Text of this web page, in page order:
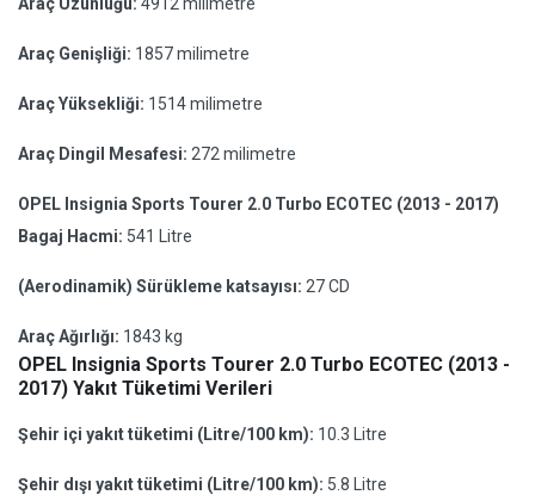
Araç Genişliği: 1857 milimetre
Araç Yüksekliği: 1514 milimetre
Araç Dingil Mesafesi: 272 milimetre
OPEL Insignia Sports Tourer 2.0 Turbo ECOTEC (2013 - 2017)
Bagaj Hacmi: 541 Litre
(Aerodinamik) Sürükleme katsayısı: 27 CD
Araç Ağırlığı: 1843 kg
OPEL Insignia Sports Tourer 2.0 Turbo ECOTEC (2013 -
2017) Yakıt Tüketimi Verileri
Şehir içi yakıt tüketimi (Litre/100 km): 10.3 Litre
Şehir dışı yakıt tüketimi (Litre/100 km): 5.8 Litre